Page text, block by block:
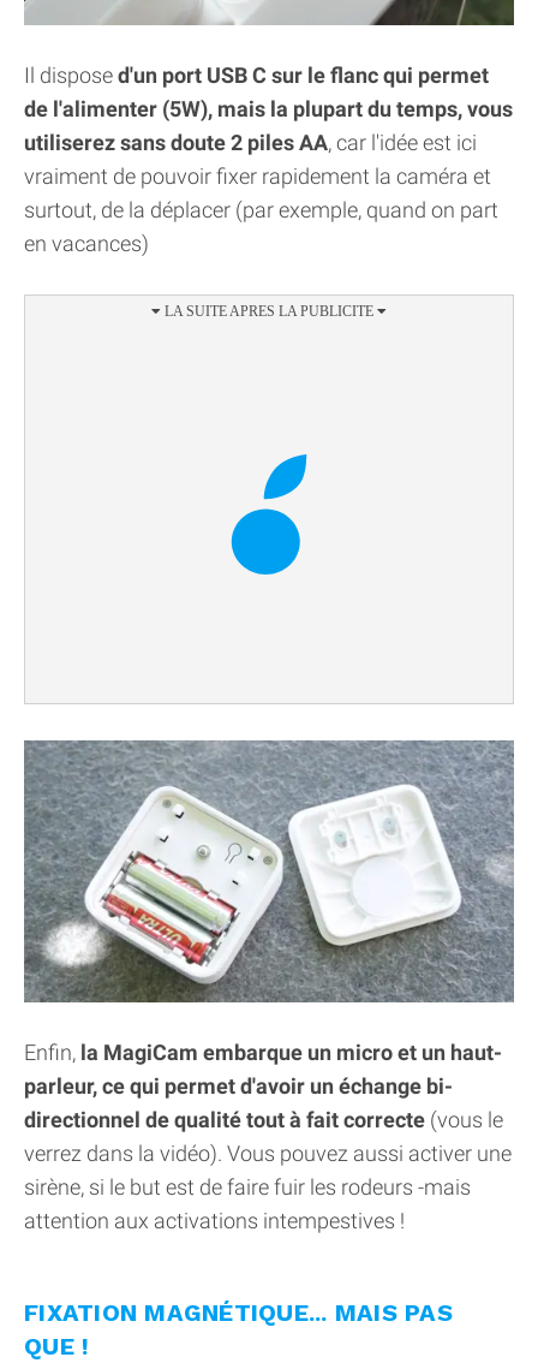
Il disposed'un port USB C sur le flanc qui permet
de l'alimenter (5W), mais la plupart du temps, vous
utiliserez sans doute 2 piles AA, car l'idée est ici
vraiment de pouvoir fixer rapidement la caméra et
surtout, de la déplacer (par exemple, quand on part
en vacances)
Enfin, la MagiCam embarque un micro et un haut-
parleur, ce qui permet d'avoir un échange bi-
directionnel de qualité tout à fait correcte (vous le
verrez dans la vidéo). Vous pouvez aussi activer une
sirène, si le but est de faire fuir les rodeurs -mais
attention aux activations intempestives !
FIXATION MAGNÉTIQUE... MAIS PAS
QUE !